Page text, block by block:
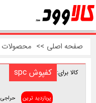
صفحه اصلی >> محصولات
کالا برای: کفپوش spc
پربازدید ترین حراجی